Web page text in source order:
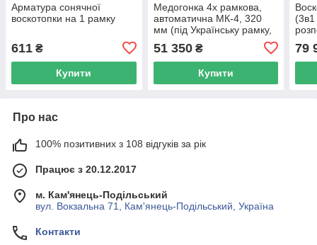
Арматура сонячної
воскотопки на 1 рамку
611 ₴
Купити
Медогонка 4х рамкова,
автоматична МК-4, 320
мм (під Українську рамку,
та рамку Дадан) 12В/220В
51 350₴
Купити
(3в1
на
79
Про нас
100% позитивних з 108 відгуків за рік
Працює з 20.12.2017
м. Кам'янець-Подільський
вул. Вокзальна 71, Кам'янець-Подільський, Україна
Контакти